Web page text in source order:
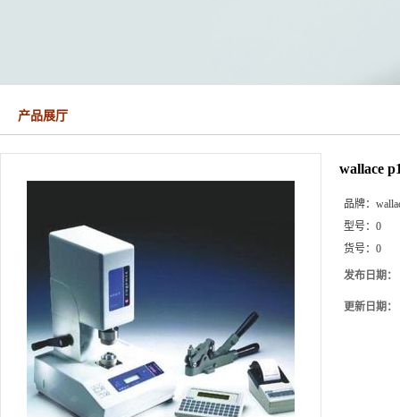
产品展厅
wallace
品牌：
型号： 0
货号： 0
发布日期：
更新日期：